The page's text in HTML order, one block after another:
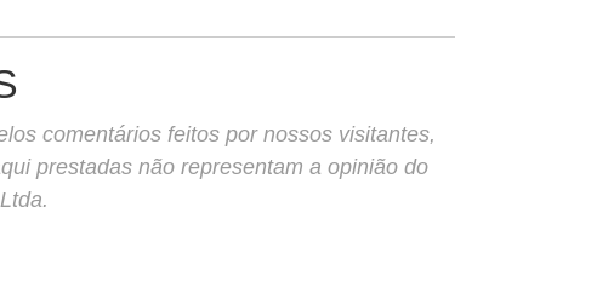
comentários feitos por nossos visitantes,
prestadas não representam a opinião do